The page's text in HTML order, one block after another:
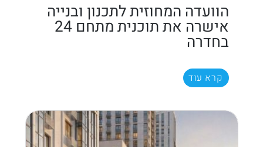
הוועדה המחוזית לתכנון ובנייה
אישרה את תוכנית מתחם 24
בחדרה
קרא עוד